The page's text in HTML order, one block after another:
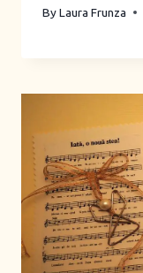
ByLaura Frunza